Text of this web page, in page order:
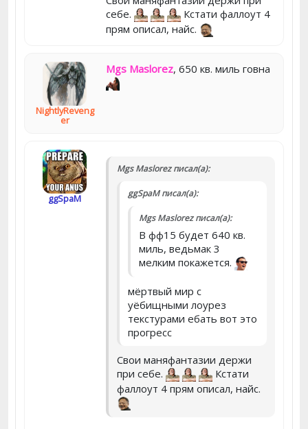
себе.
Кстати фаллоут 4
прям описал, найс.
NightlyReveng
er
Mgs Maslorez, 650 кв. миль говна
ggSpaM
Mgs Maslorez писал(а):
ggSpaM писал(а):
Mgs Maslorez писал(а):
В фф15 будет 640 кв.
миль, ведьмак 3
мелким покажется.
мёртвый мир с
уёбищными лоурез
текстурами ебать вот это
прогресс
Свои маняфантазии держи
при себе.
Кстати
фаллоут 4 прям описал, найс.